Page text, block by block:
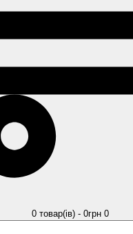
0 товар(ів) - 0грн 0